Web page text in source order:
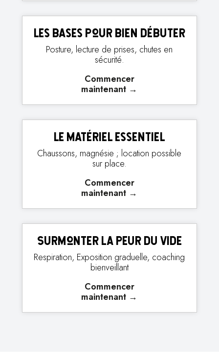
Les bases pour bien débuter
Posture, lecture de prises, chutes en
sécurité.
Commencer
maintenant →
Le matériel essentiel
Chaussons, magnésie ; location possible
sur place.
Commencer
maintenant →
Surmonter la peur du vide
Respiration, Exposition graduelle, coaching
bienveillant
Commencer
maintenant →